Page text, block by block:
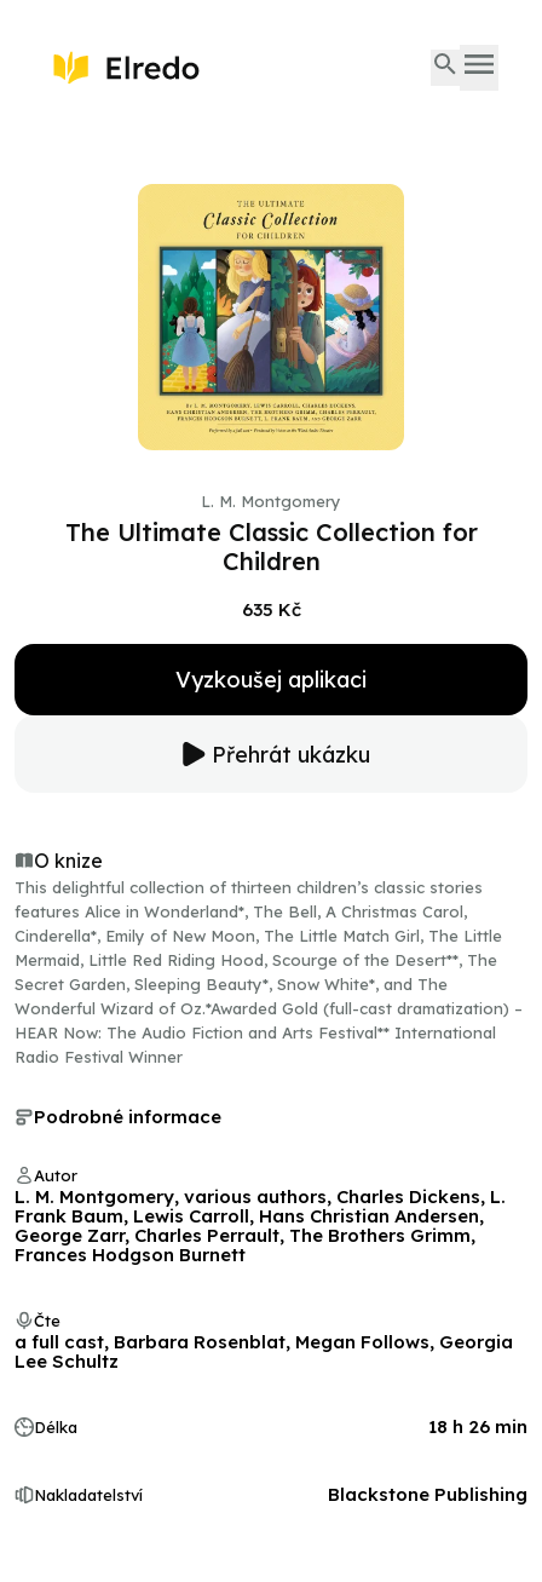
L. M. Montgomery
The Ultimate Classic Collection for
Children
635 Kč
Vyzkoušej aplikaci
Přehrát ukázku
O knize
This delightful collection of thirteen children’s classic stories
features Alice in Wonderland*, The Bell, A Christmas Carol,
Cinderella*, Emily of New Moon, The Little Match Girl, The Little
Mermaid, Little Red Riding Hood, Scourge of the Desert**, The
Secret Garden, Sleeping Beauty*, Snow White*, and The
Wonderful Wizard of Oz.*Awarded Gold (full-cast dramatization) –
HEAR Now: The Audio Fiction and Arts Festival** International
Radio Festival Winner
Podrobné informace
Autor
L. M. Montgomery, various authors, Charles Dickens, L.
Frank Baum, Lewis Carroll, Hans Christian Andersen,
George Zarr, Charles Perrault, The Brothers Grimm,
Frances Hodgson Burnett
Čte
a full cast, Barbara Rosenblat, Megan Follows, Georgia
Lee Schultz
Délka 18 h 26 min
Nakladatelství Blackstone Publishing